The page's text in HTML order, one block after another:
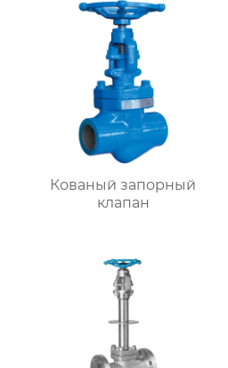
Кованый запорный
клапан